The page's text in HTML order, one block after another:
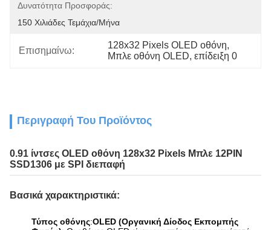
Δυνατότητα Προσφοράς:
150 Χιλιάδες Τεμάχια/μήνα
Επισημαίνω:
128x32 Pixels OLED οθόνη,
Μπλε οθόνη OLED, επίδειξη 0
Περιγραφή Του Προϊόντος
0.91 ίντσες OLED οθόνη 128x32 Pixels Μπλε 12PIN
SSD1306 με SPI διεπαφή
Βασικά χαρακτηριστικά:
Τύπος οθόνης:OLED (Οργανική Δίοδος Εκπομπής